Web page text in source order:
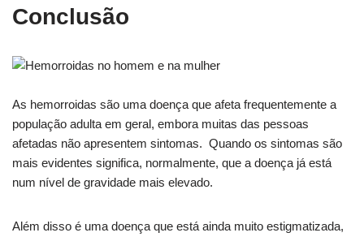
Conclusão
As hemorroidas são uma doença que afeta frequentemente a
população adulta em geral, embora muitas das pessoas
afetadas não apresentem sintomas. Quando os sintomas são
mais evidentes significa, normalmente, que a doença já está
num nível de gravidade mais elevado.
Além disso é uma doença que está ainda muito estigmatizada,